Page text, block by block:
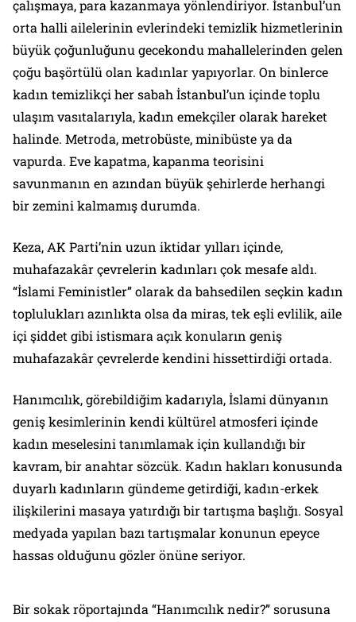
çalışmaya, para kazanmaya yönlendiriyor. İstanbul’un
orta halli ailelerinin evlerindeki temizlik hizmetlerinin
büyük çoğunluğunu gecekondu mahallelerinden gelen
çoğu başörtülü olan kadınlar yapıyorlar. On binlerce
kadın temizlikçi her sabah İstanbul’un içinde toplu
ulaşım vasıtalarıyla, kadın emekçiler olarak hareket
halinde. Metroda, metrobüste, minibüste ya da
vapurda. Eve kapatma, kapanma teorisini
savunmanın en azından büyük şehirlerde herhangi
bir zemini kalmamış durumda.
Keza, AK Parti’nin uzun iktidar yılları içinde,
muhafazakâr çevrelerin kadınları çok mesafe aldı.
“İslami Feministler” olarak da bahsedilen seçkin kadın
toplulukları azınlıkta olsa da miras, tek eşli evlilik, aile
içi şiddet gibi istismara açık konuların geniş
muhafazakâr çevrelerde kendini hissettirdiği ortada.
Hanımcılık, görebildiğim kadarıyla, İslami dünyanın
geniş kesimlerinin kendi kültürel atmosferi içinde
kadın meselesini tanımlamak için kullandığı bir
kavram, bir anahtar sözcük. Kadın hakları konusunda
duyarlı kadınların gündeme getirdiği, kadın-erkek
ilişkilerini masaya yatırdığı bir tartışma başlığı. Sosyal
medyada yapılan bazı tartışmalar konunun epeyce
hassas olduğunu gözler önüne seriyor.
Bir sokak röportajında “Hanımcılık nedir?” sorusuna